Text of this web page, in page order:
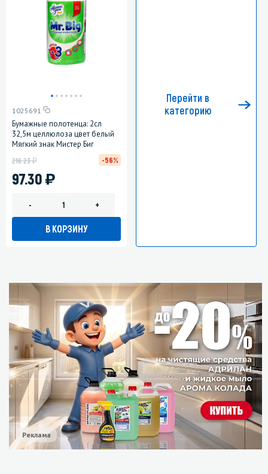
1025691
Бумажные полотенца: 2сл
32,5м целлюлоза цвет белый
Мягкий знак Мистер Биг
97.30)
216.23у -56%
- +
В КОРЗИНУ
Перейти в
категорию
Реклама